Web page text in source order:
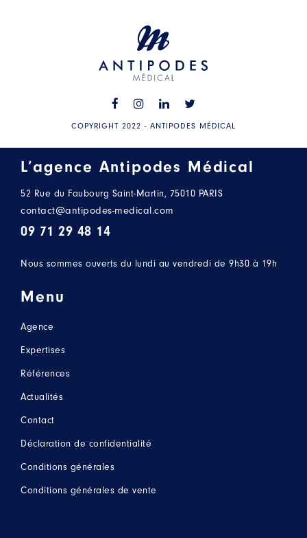
COPYRIGHT 2022 - ANTIPODES MÉDICAL
L’agence Antipodes Médical
52 Rue du Faubourg Saint-Martin, 75010 PARIS
contact@antipodes-medical.com
09 71 29 48 14
Nous sommes ouverts du lundi au vendredi de 9h30 à 19h
Menu
Agence
Expertises
Références
Actualités
Contact
Déclaration de confidentialité
Conditions générales
Conditions générales de vente